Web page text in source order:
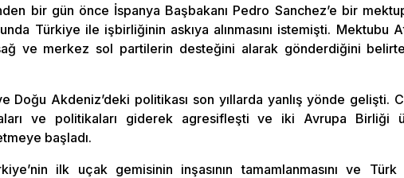
bir gün önce İspanya Başbakanı Pedro Sanchez’e bir
Türkiye ile işbirliğinin askıya alınmasını istemişti. Mektubu
sağ ve merkez sol partilerin desteğini alarak gönderdiğini
Doğu Akdeniz’deki politikası son yıllarda yanlış yönde gelişti.
ve politikaları giderek agresifleşti ve iki Avrupa Birliği
başladı.
ilk uçak gemisinin inşasının tamamlanmasını ve Türk